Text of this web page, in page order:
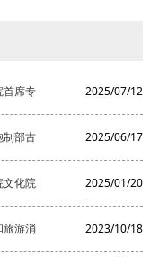
首席专 2025/07/12
制部古 2025/06/17
文化院 2025/01/20
旅游消 2023/10/18